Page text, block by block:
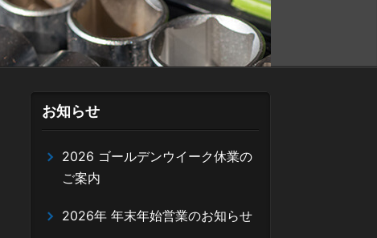
お知らせ
2026 ゴールデンウイーク休業の
ご案内
2026年 年末年始営業のお知らせ